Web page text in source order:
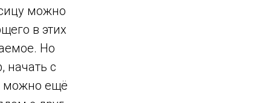
можно
в этих
Но
начать с
можно ещё